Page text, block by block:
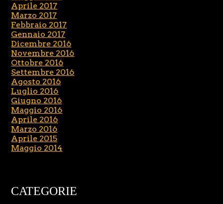
Aprile 2017
Marzo 2017
Febbraio 2017
Gennaio 2017
Dicembre 2016
Novembre 2016
Ottobre 2016
Settembre 2016
Agosto 2016
Luglio 2016
Giugno 2016
Maggio 2016
Aprile 2016
Marzo 2016
Aprile 2015
Maggio 2014
CATEGORIE